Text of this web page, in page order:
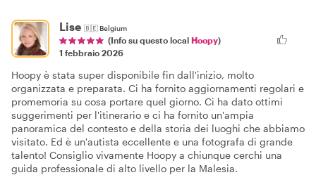
Lise 🇧🇪Belgium
(Info su questo local Hoopy)
1 febbraio 2026
Hoopy è stata super disponibile fin dall'inizio, molto
organizzata e preparata. Ci ha fornito aggiornamenti regolari e
promemoria su cosa portare quel giorno. Ci ha dato ottimi
suggerimenti per l'itinerario e ci ha fornito un'ampia
panoramica del contesto e della storia dei luoghi che abbiamo
visitato. Ed è un'autista eccellente e una fotografa di grande
talento! Consiglio vivamente Hoopy a chiunque cerchi una
guida professionale di alto livello per la Malesia.